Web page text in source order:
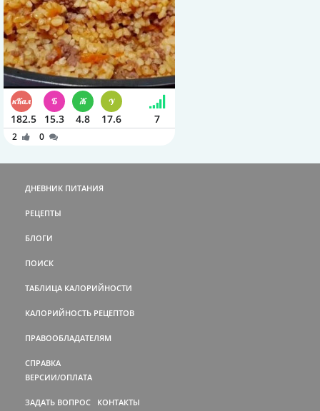
182.5 15.3 4.8 17.6 7
2 0
ДНЕВНИК ПИТАНИЯ
РЕЦЕПТЫ
БЛОГИ
ПОИСК
ТАБЛИЦА КАЛОРИЙНОСТИ
КАЛОРИЙНОСТЬ РЕЦЕПТОВ
ПРАВООБЛАДАТЕЛЯМ
СПРАВКА
ВЕРСИИ/ОПЛАТА
ЗАДАТЬ ВОПРОС КОНТАКТЫ